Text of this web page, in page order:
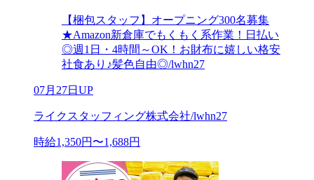
【梱包スタッフ】オープニング300名募集
★Amazon新倉庫でもくもく系作業！日払い
◎週1日・4時間～OK！お財布に嬉しい格安
社食あり♪髪色自由◎/lwhn27
07月27日UP
ライクスタッフィング株式会社/lwhn27
時給1,350円〜1,688円